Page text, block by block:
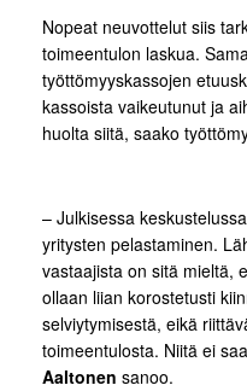
Nopeat neuvottelut siis
toimeentulon laskua.
työttömyyskassojen
kassoista vaikeutunut ja
huolta siitä, saako
– Julkisessa
yritysten pelastaminen.
vastaajista on sitä mieltä,
ollaan liian korostetusti
selviytymisestä, eikä
toimeentulosta. Niitä ei
Aaltonen sanoo.